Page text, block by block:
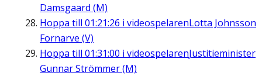
Damsgaard (M)
Hoppa till 01:21:26 i videospelarenLotta Johnsson
Fornarve (V)
Hoppa till 01:31:00 i videospelarenJustitieminister
Gunnar Strömmer (M)